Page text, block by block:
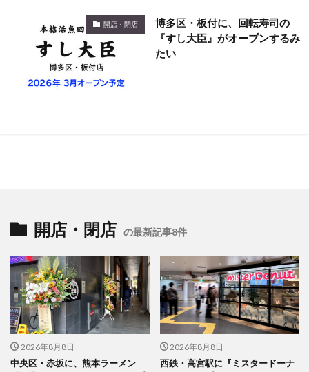
開店・閉店
博多区・板付に、回転寿司の
『すし大臣』がオープンするみ
たい
開店・閉店 の最新記事8件
2026年8月8日
中央区・赤坂に、熊本ラーメン
2026年8月8日
西鉄・高宮駅に『ミスタードーナ